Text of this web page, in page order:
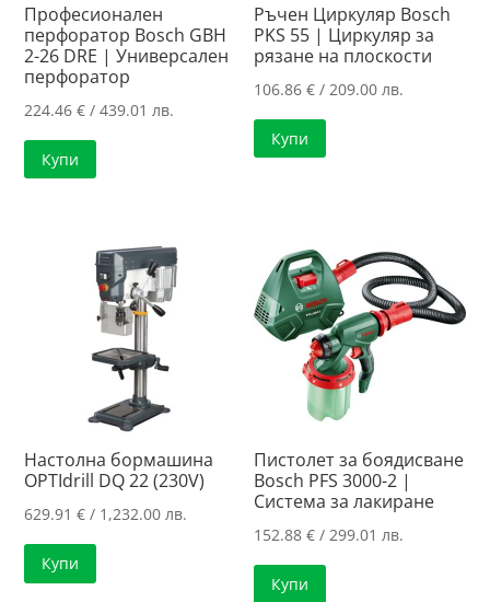
Професионален
перфоратор Bosch GBH
2-26 DRE | Универсален
перфоратор
224.46€ / 439.01 лв.
Купи
Ръчен Циркуляр Bosch
PKS 55 | Циркуляр за
рязанe нa плоскости
106.86€ / 209.00 лв.
Купи
Настолна бормашина
OPTIdrill DQ 22 (230V)
629.91€ / 1,232.00 лв.
Купи
Пистолет за боядисване
Bosch PFS 3000-2 |
Система за лакиране
152.88€ / 299.01 лв.
Купи